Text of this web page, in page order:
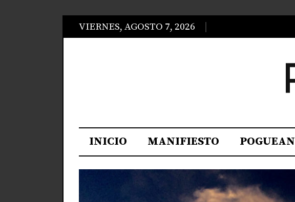
VIERNES, AGOSTO 7, 2026
INICIO MANIFIESTO POGUEAN